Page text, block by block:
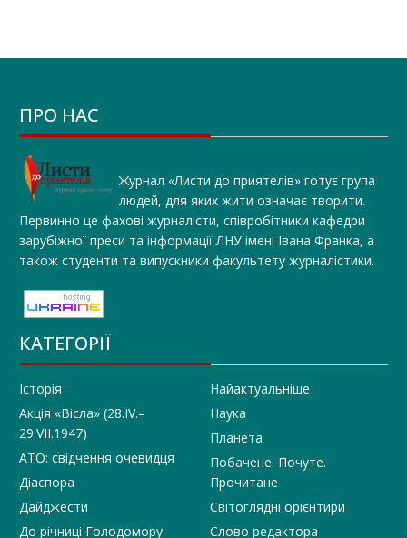
ПРО НАС
Журнал «Листи до приятелів» готує група
людей, для яких жити означає творити.
Первинно це фахові журналісти, співробітники кафедри
зарубіжної преси та інформації ЛНУ імені Івана Франка, а
також студенти та випускники факультету журналістики.
КАТЕГОРІЇ
Історія
Акція «Вісла» (28.IV.–
29.VII.1947)
АТО: свідчення очевидця
Діаспора
Дайджести
До річниці Голодомору
Найактуальніше
Наука
Планета
Побачене. Почуте.
Прочитане
Світоглядні орієнтири
Слово редактора